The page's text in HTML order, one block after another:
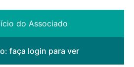
do Associado
faça login para ver